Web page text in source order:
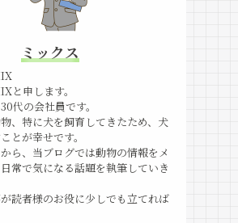
ミックス
と申します。
代の会社員です。
、特に犬を飼育してきたため、犬
とが幸せです。
ら、当ブログでは動物の情報をメ
常で気になる話題を執筆していき
読者様のお役に少しでも立てれば